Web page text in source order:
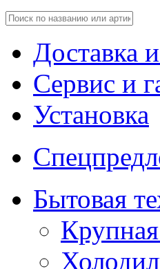
Доставка
Сервис и
Установка
Бытовая